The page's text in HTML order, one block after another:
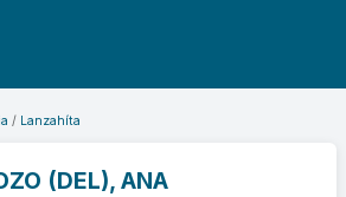
Lanzahíta
(DEL), ANA